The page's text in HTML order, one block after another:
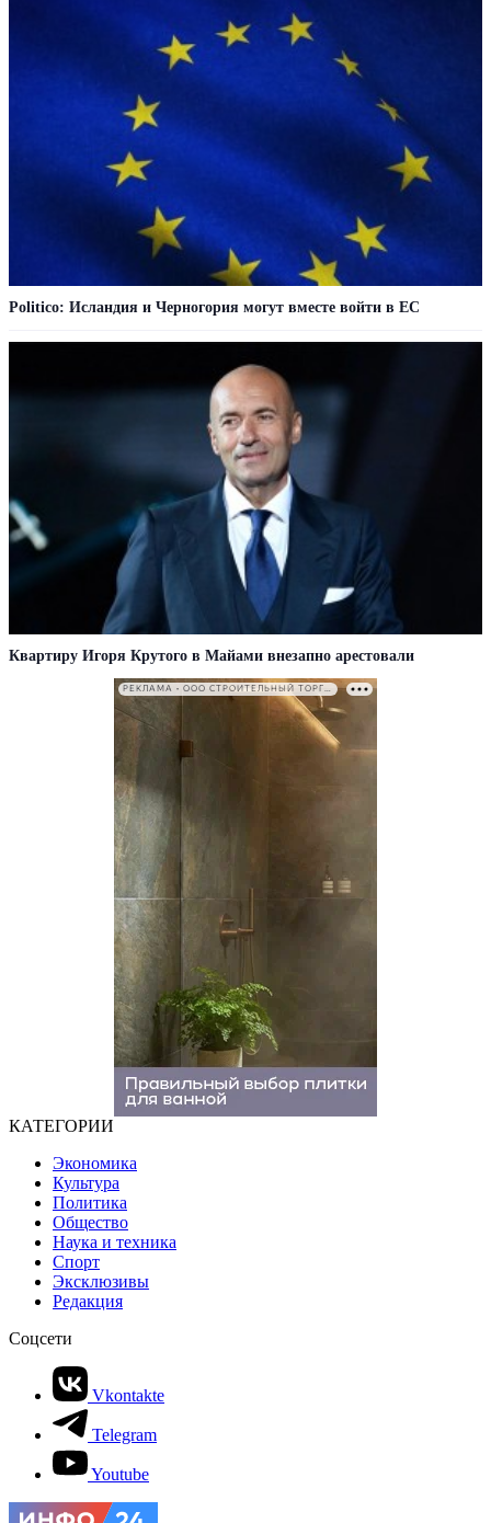
Politico: Исландия и Черногория могут вместе войти в ЕС
Квартиру Игоря Крутого в Майами внезапно арестовали
РЕКЛАМА • ООО СТРОИТЕЛЬНЫЙ ТОРГОВЫЙ ДОМ «ПЕТРОВИЧ». ИНН: 7802348846
КАТЕГОРИИ
Экономика
Культура
Политика
Общество
Наука и техника
Спорт
Эксклюзивы
Редакция
Соцсети
Vkontakte
Telegram
Youtube